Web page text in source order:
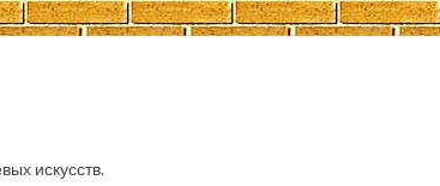
искусств.